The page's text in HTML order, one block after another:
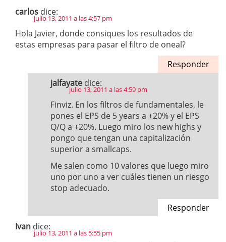
carlos dice:
julio 13, 2011 a las 4:57 pm
Hola Javier, donde consiques los resultados de
estas empresas para pasar el filtro de oneal?
Responder
jalfayate dice:
julio 13, 2011 a las 4:59 pm
Finviz. En los filtros de fundamentales, le
pones el EPS de 5 years a +20% y el EPS
Q/Q a +20%. Luego miro los new highs y
pongo que tengan una capitalización
superior a smallcaps.
Me salen como 10 valores que luego miro
uno por uno a ver cuáles tienen un riesgo
stop adecuado.
Responder
Ivan dice:
julio 13, 2011 a las 5:55 pm